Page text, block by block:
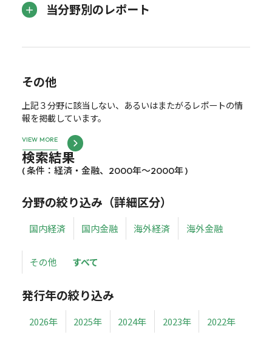
当分野別のレポート
その他
上記３分野に該当しない、あるいはまたがるレポートの情
報を掲載しています。
VIEW MORE
検索結果
( 条件：経済・金融、2000年～2000年 )
分野の絞り込み（詳細区分）
国内経済 国内金融 海外経済 海外金融
その他 すべて
発行年の絞り込み
2026年 2025年 2024年 2023年 2022年